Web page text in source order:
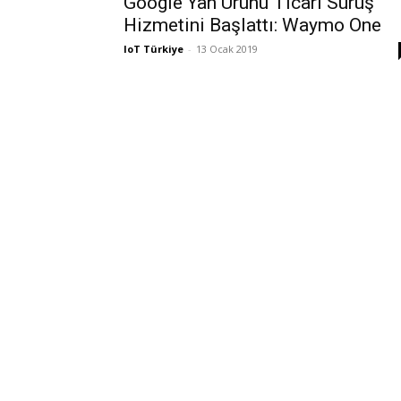
Hizmetini Başlattı: Waymo One
IoT Türkiye - 13 Ocak 2019